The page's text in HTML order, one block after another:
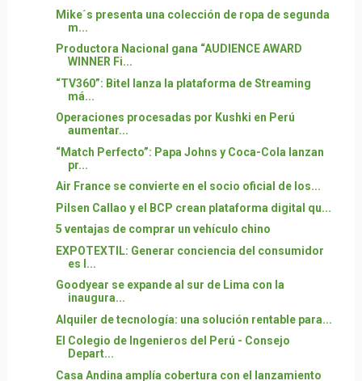
Mike´s presenta una colección de ropa de segunda
m...
Productora Nacional gana “AUDIENCE AWARD
WINNER Fi...
“TV360”: Bitel lanza la plataforma de Streaming
má...
Operaciones procesadas por Kushki en Perú
aumentar...
“Match Perfecto”: Papa Johns y Coca-Cola lanzan
pr...
Air France se convierte en el socio oficial de los...
Pilsen Callao y el BCP crean plataforma digital qu...
5 ventajas de comprar un vehículo chino
EXPOTEXTIL: Generar conciencia del consumidor
es l...
Goodyear se expande al sur de Lima con la
inaugura...
Alquiler de tecnología: una solución rentable para...
El Colegio de Ingenieros del Perú - Consejo
Depart...
Casa Andina amplía cobertura con el lanzamiento